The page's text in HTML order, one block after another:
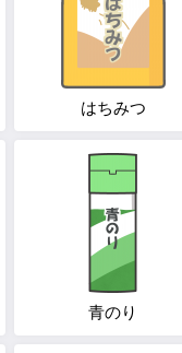
はちみつ
青のり